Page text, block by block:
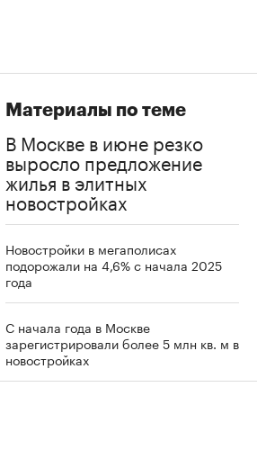
Материалы по теме
В Москве в июне резко
выросло предложение
жилья в элитных
новостройках
Новостройки в мегаполисах
подорожали на 4,6% с начала 2025
года
С начала года в Москве
зарегистрировали более 5 млн кв. м в
новостройках